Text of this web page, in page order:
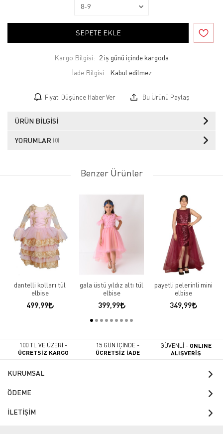
SEPETE EKLE
Kargo Bilgisi: 2 iş günü içinde kargoda
İade Bilgisi:
Fiyatı Düşünce Haber Ver Bu Ürünü Paylaş
ÜRÜN BILGISI
YORUMLAR (0)
Benzer Ürünler
dantelli kolları tül
elbise
499,99
gala üstü yıldız altı tül
elbise
399,99
payetli pelerinli mini
elbise
349,99
100 TL VE ÜZERİ -
ÜCRETSİZ KARGO
15 GÜN İÇİNDE -
ÜCRETSİZ İADE
GÜVENLİ - ONLINE
ALIŞVERİŞ
KURUMSAL
ÖDEME
İLETİŞİM